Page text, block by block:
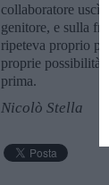
collaboratore uscì
genitore, e sulla
ripeteva proprio
proprie possibilità,
prima.
Nicolò Stella